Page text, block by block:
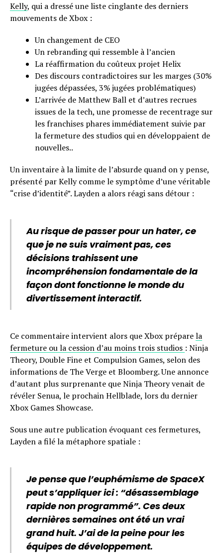
Kelly, qui a dressé une liste cinglante des derniers
mouvements de Xbox :
Un changement de CEO
Un rebranding qui ressemble à l’ancien
La réaffirmation du coûteux projet Helix
Des discours contradictoires sur les marges (30%
jugées dépassées, 3% jugées problématiques)
L’arrivée de Matthew Ball et d’autres recrues
issues de la tech, une promesse de recentrage sur
les franchises phares immédiatement suivie par
la fermeture des studios qui en développaient de
nouvelles..
Un inventaire à la limite de l’absurde quand on y pense,
présenté par Kelly comme le symptôme d’une véritable
“crise d’identité”. Layden a alors réagi sans détour :
Au risque de passer pour un hater, ce
que je ne suis vraiment pas, ces
décisions trahissent une
incompréhension fondamentale de la
façon dont fonctionne le monde du
divertissement interactif.
Ce commentaire intervient alors que Xbox préparela
fermeture ou la cession d’au moins trois studios : Ninja
Theory, Double Fine et Compulsion Games, selon des
informations de The Verge et Bloomberg. Une annonce
d’autant plus surprenante que Ninja Theory venait de
révéler Senua, le prochain Hellblade, lors du dernier
Xbox Games Showcase.
Sous une autre publication évoquant ces fermetures,
Layden a filé la métaphore spatiale :
Je pense que l’euphémisme de SpaceX
peut s’appliquer ici : “désassemblage
rapide non programmé”. Ces deux
dernières semaines ont été un vrai
grand huit. J’ai de la peine pour les
équipes de développement.